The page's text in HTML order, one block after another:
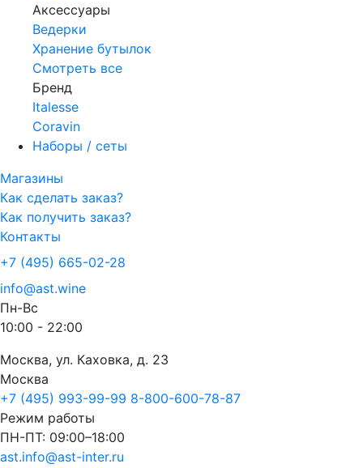
Аксессуары
Ведерки
Хранение бутылок
Смотреть все
Бренд
Italesse
Coravin
Наборы / сеты
Магазины
Как сделать заказ?
Как получить заказ?
Контакты
+7 (495) 665-02-28
info@ast.wine
Пн-Вс
10:00 - 22:00
Москва, ул. Каховка, д. 23
Москва
+7 (495) 993-99-99 8-800-600-78-87
Режим работы
ПН-ПТ: 09:00–18:00
ast.info@ast-inter.ru